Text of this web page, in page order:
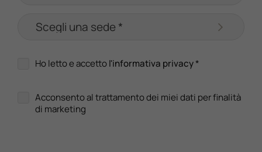
Ho letto e accettol'informativa privacy*
Acconsento al trattamento dei miei dati per finalità
di marketing